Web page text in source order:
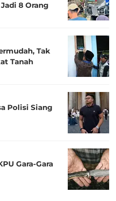
8 Orang
Tak
Tanah
Polisi Siang
Gara-Gara